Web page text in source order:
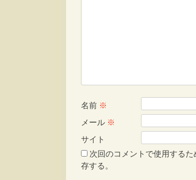
名前 ※
メール ※
サイト
次回のコメントで使用する
存する。